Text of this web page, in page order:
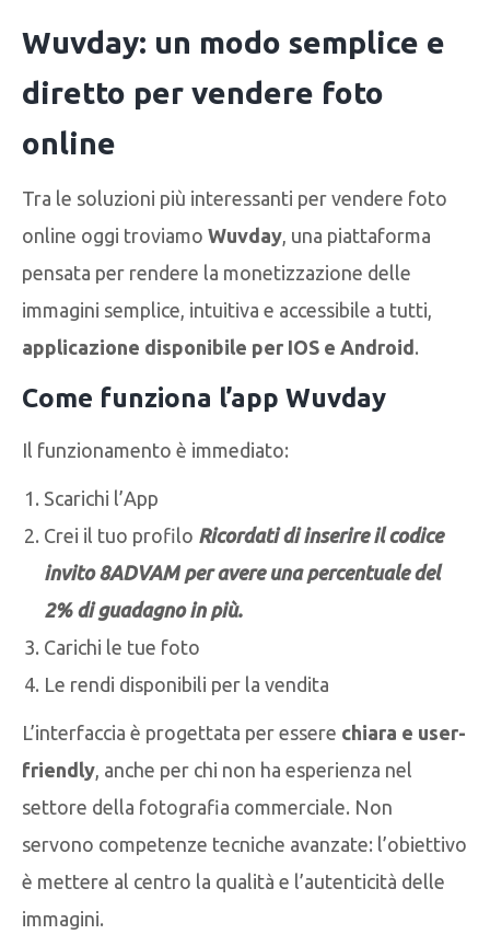
Wuvday: un modo semplice e
diretto per vendere foto
online
Tra le soluzioni più interessanti per vendere foto
online oggi troviamo Wuvday, una piattaforma
pensata per rendere la monetizzazione delle
immagini semplice, intuitiva e accessibile a tutti,
applicazione disponibile per IOS e Android .
Come funziona l’app Wuvday
Il funzionamento è immediato:
Scarichi l’App
Crei il tuo profilo Ricordati di inserire il codice
invito 8ADVAM per avere una percentuale del
2% di guadagno in più.
Carichi le tue foto
Le rendi disponibili per la vendita
L’interfaccia è progettata per essere chiara e user-
friendly, anche per chi non ha esperienza nel
settore della fotografia commerciale. Non
servono competenze tecniche avanzate: l’obiettivo
è mettere al centro la qualità e l’autenticità delle
immagini.